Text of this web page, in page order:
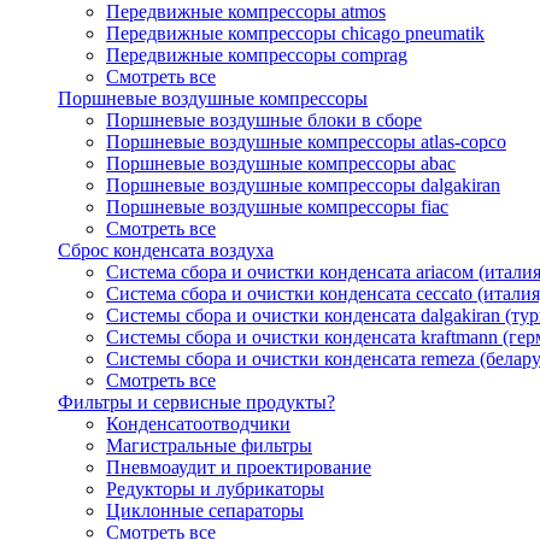
Передвижные компрессоры atmos
Передвижные компрессоры chicago pneumatik
Передвижные компрессоры comprag
Смотреть все
Поршневые воздушные компрессоры
Поршневые воздушные блоки в сборе
Поршневые воздушные компрессоры atlas-copco
Поршневые воздушные компрессоры abac
Поршневые воздушные компрессоры dalgakiran
Поршневые воздушные компрессоры fiac
Смотреть все
Сброс конденсата воздуха
Система сбора и очистки конденсата ariacом
Система сбора и очистки конденсата ceccato
Системы сбора и очистки конденсата dalgakiran
Системы сбора и очистки конденсата kraftmann
Системы сбора и очистки конденсата remeza
Смотреть все
Фильтры и сервисные продукты?
Конденсатоотводчики
Магистральные фильтры
Пневмоаудит и проектирование
Редукторы и лубрикаторы
Циклонные сепараторы
Смотреть все